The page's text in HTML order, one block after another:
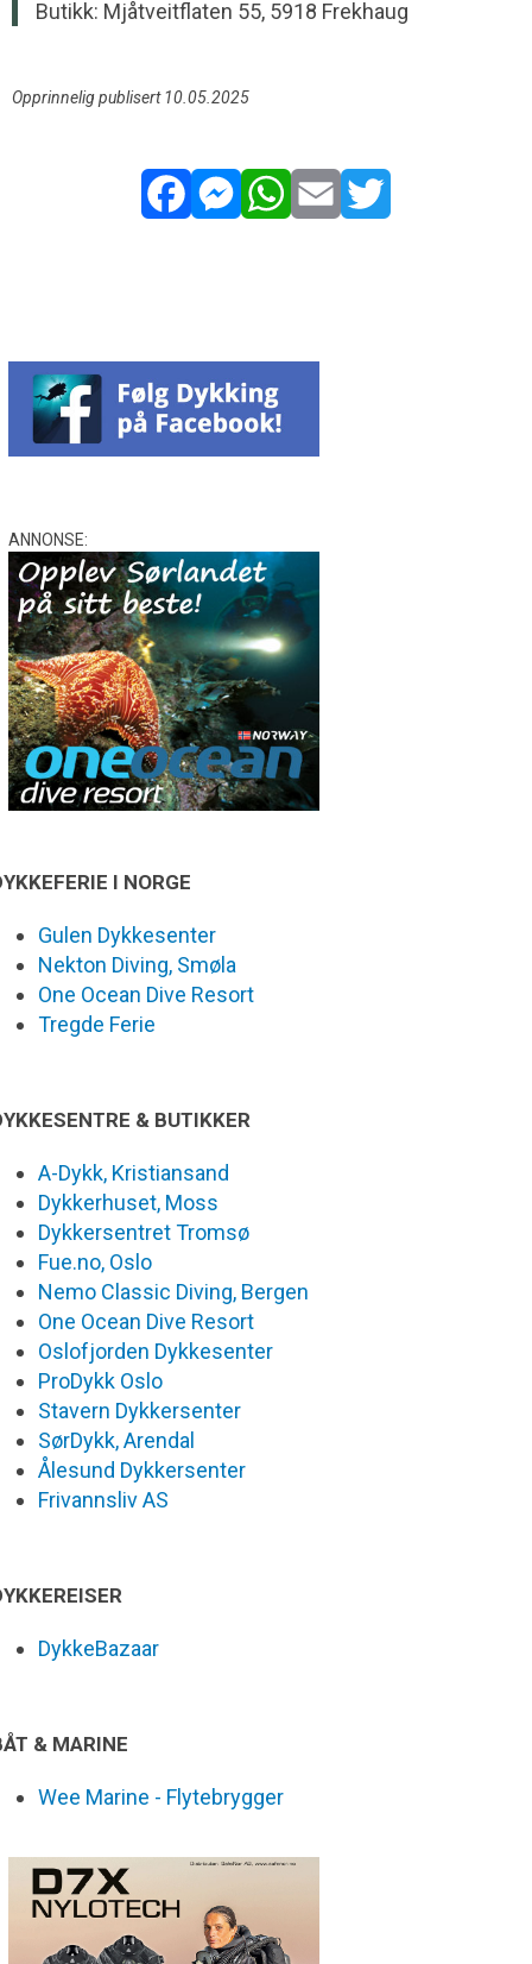
Butikk: Mjåtveitflaten 55, 5918 Frekhaug
Opprinnelig publisert 10.05.2025
ANNONSE:
I NORGE
Gulen Dykkesenter
Nekton Diving, Smøla
One Ocean Dive Resort
Tregde Ferie
& BUTIKKER
A-Dykk, Kristiansand
Dykkerhuset, Moss
Dykkersentret Tromsø
Fue.no, Oslo
Nemo Classic Diving, Bergen
One Ocean Dive Resort
Oslofjorden Dykkesenter
ProDykk Oslo
Stavern Dykkersenter
SørDykk, Arendal
Ålesund Dykkersenter
Frivannsliv AS
DykkeBazaar
& MARINE
Wee Marine - Flytebrygger